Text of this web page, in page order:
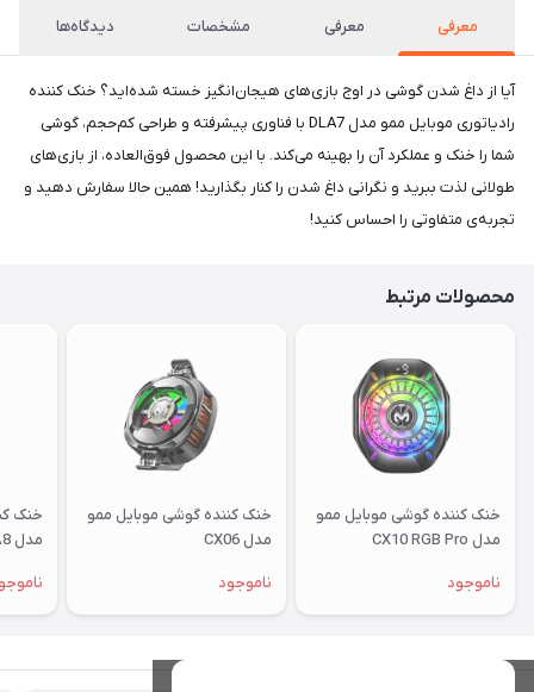
معرفی معرفی مشخصات دیدگاه‌ها
آیا از داغ شدن گوشی در اوج بازی‌های هیجان‌انگیز خسته شده‌اید؟ خنک کننده
رادیاتوری موبایل ممو مدل DLA7 با فناوری پیشرفته و طراحی کم‌حجم، گوشی
شما را خنک و عملکرد آن را بهینه می‌کند. با این محصول فوق‌العاده، از بازی‌های
طولانی لذت ببرید و نگرانی داغ شدن را کنار بگذارید! همین حالا سفارش دهید و
تجربه‌ی متفاوتی را احساس کنید!
محصولات مرتبط
خنک کننده گوشی موبایل ممو
مدل CX10 RGB Pro
ناموجود
خنک کننده گوشی موبایل ممو
مدل CX06
ناموجود
خنک
مدل DLA8